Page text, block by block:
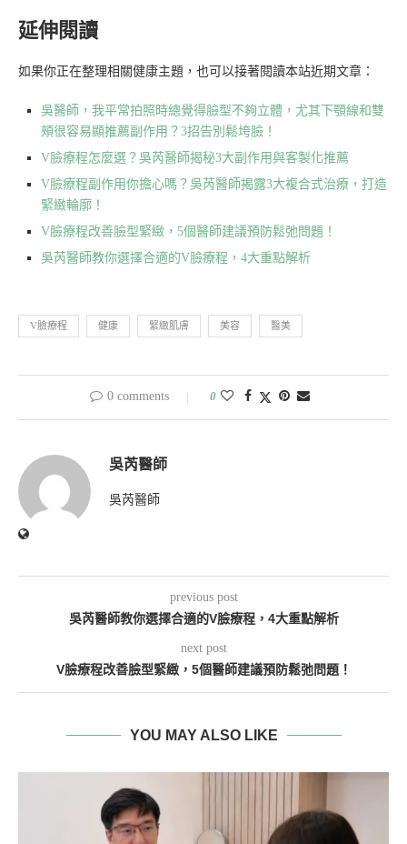
延伸閱讀
如果你正在整理相關健康主題，也可以接著閱讀本站近期文章：
吳醫師，我平常拍照時總覺得臉型不夠立體，尤其下顎線和雙
頰很容易顯推薦副作用？3招告別鬆垮臉！
V臉療程怎麼選？吳芮醫師揭秘3大副作用與客製化推薦
V臉療程副作用你擔心嗎？吳芮醫師揭露3大複合式治療，打造
緊緻輪廓！
V臉療程改善臉型緊緻，5個醫師建議預防鬆弛問題！
吳芮醫師教你選擇合適的V臉療程，4大重點解析
V臉療程 健康 緊緻肌膚 美容 醫美
0 comments 0
吳芮醫師
吳芮醫師
previous post
吳芮醫師教你選擇合適的V臉療程，4大重點解析
next post
V臉療程改善臉型緊緻，5個醫師建議預防鬆弛問題！
YOU MAY ALSO LIKE